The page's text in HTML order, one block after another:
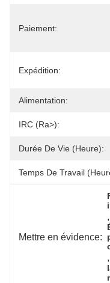
Paiement:
Expédition:
Alimentation:
IRC (Ra>):
Durée De Vie (heure):
Temps De Travail
Mettre en évidence:
,
,